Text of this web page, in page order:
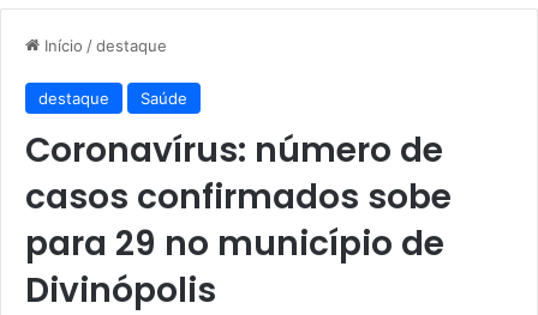
Início /destaque
destaque Saúde
Coronavírus: número de
casos confirmados sobe
para 29 no município de
Divinópolis